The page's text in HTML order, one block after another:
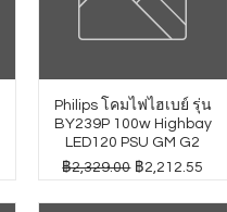
Philips โคมไฟไฮเบย์ รุ่น
BY239P 100w Highbay
LED120 PSU GM G2
ราคาปกติ
฿2,329.00 ราคาขายลด
฿2,212.55